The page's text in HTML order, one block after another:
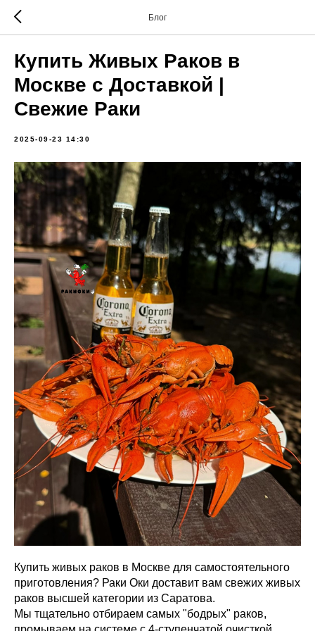
Блог
Купить Живых Раков в
Москве с Доставкой |
Свежие Раки
2025-09-23 14:30
Купить живых раков в Москве для самостоятельного
приготовления? Раки Оки доставит вам свежих живых
раков высшей категории из Саратова.
Мы тщательно отбираем самых "бодрых" раков,